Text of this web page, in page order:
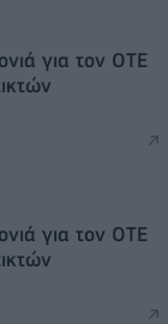
για τον ΟΤΕ
για τον ΟΤΕ